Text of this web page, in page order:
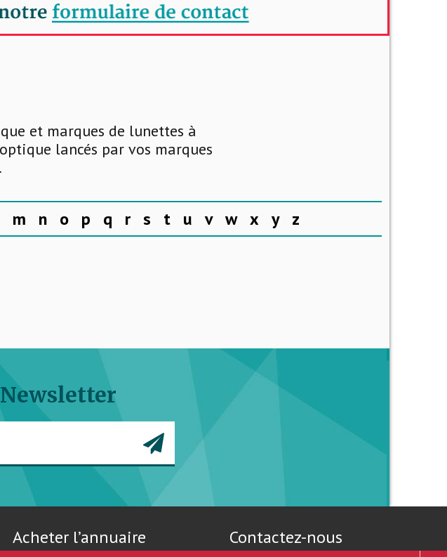
et marques de lunettes à
lancés par vos marques
m n o p q r s t u v w x y z
Acheter l’annuaire Contactez-nous